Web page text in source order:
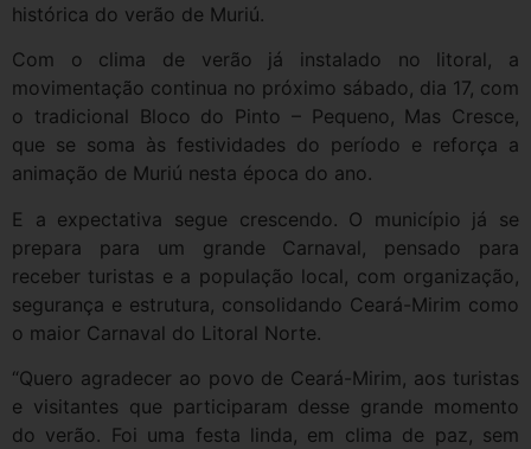
histórica do verão de Muriú.
Com o clima de verão já instalado no litoral, a
movimentação continua no próximo sábado, dia 17, com
o tradicional Bloco do Pinto – Pequeno, Mas Cresce,
que se soma às festividades do período e reforça a
animação de Muriú nesta época do ano.
E a expectativa segue crescendo. O município já se
prepara para um grande Carnaval, pensado para
receber turistas e a população local, com organização,
segurança e estrutura, consolidando Ceará-Mirim como
o maior Carnaval do Litoral Norte.
“Quero agradecer ao povo de Ceará-Mirim, aos turistas
e visitantes que participaram desse grande momento
do verão. Foi uma festa linda, em clima de paz, sem